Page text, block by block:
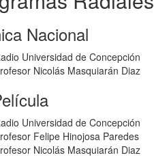
Nacional
Universidad de Concepción
Nicolás Masquiarán Diaz
Universidad de Concepción
Felipe Hinojosa Paredes
Nicolás Masquiarán Diaz